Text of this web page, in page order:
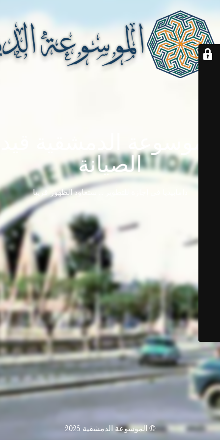
الصيانة
دامابيديا في إجازة للتطوير ... ستعاود الظهور قريباً
© الموسوعة الدمشقية 2025